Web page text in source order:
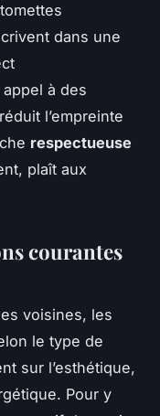
dans une
à des
l’empreinte
respectueuse
plaît aux
courantes
voisines, les
le type de
sur l’esthétique,
Pour y